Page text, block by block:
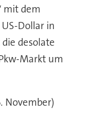
mit dem
Dollar in
desolate
Markt um
November)